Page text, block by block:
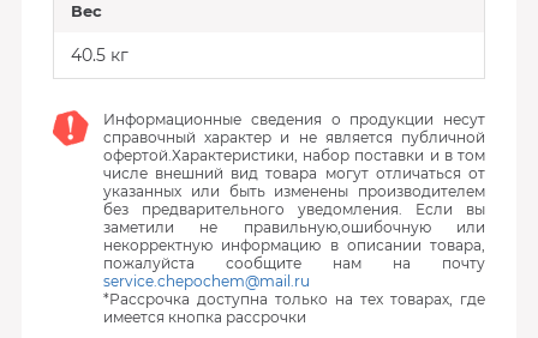
Вес
40.5 кг
Информационные сведения о продукции несут
справочный характер и не является публичной
офертой.Характеристики, набор поставки и в том
числе внешний вид товара могут отличаться от
указанных или быть изменены производителем
без предварительного уведомления. Если вы
заметили не правильную,ошибочную или
некорректную информацию в описании товара,
пожалуйста сообщите нам на почту
service.chepochem@mail.ru
*Рассрочка доступна только на тех товарах, где
имеется кнопка рассрочки